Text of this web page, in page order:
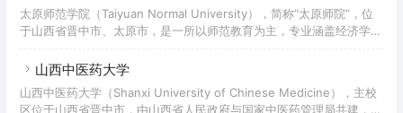
太原师范学院（Taiyuan Normal University），简称“太原师院”，位
于山西省晋中市、太原市，是一所以师范教育为主，专业涵盖经济学、
科门类的省属全日制普通本科高等院校；入选国家大学生文化素质教育
山西省核心价值观示范点建设高校。
山西中医药大学
山西中医药大学（Shanxi University of Chinese Medicine），主校
区位于山西省晋中市，由山西省人民政府与国家中医药管理局共建，为